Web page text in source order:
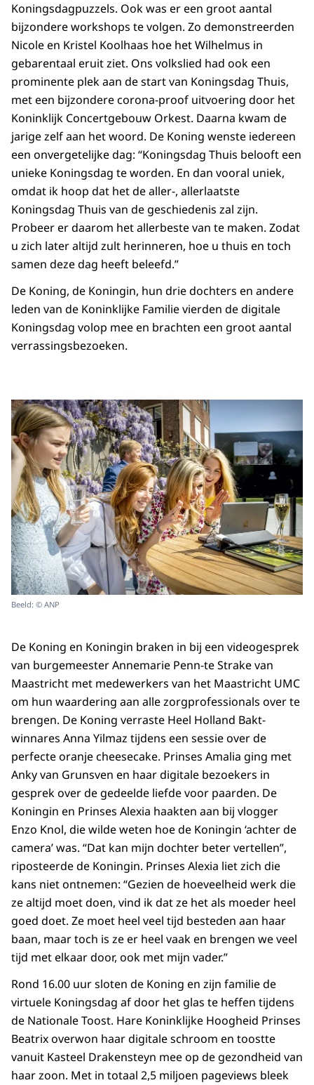
Koningsdagpuzzels. Ook was er een groot aantal
bijzondere workshops te volgen. Zo demonstreerden
Nicole en Kristel Koolhaas hoe het Wilhelmus in
gebarentaal eruit ziet. Ons volkslied had ook een
prominente plek aan de start van Koningsdag Thuis,
met een bijzondere corona-proof uitvoering door het
Koninklijk Concertgebouw Orkest. Daarna kwam de
jarige zelf aan het woord. De Koning wenste iedereen
een onvergetelijke dag: “Koningsdag Thuis belooft een
unieke Koningsdag te worden. En dan vooral uniek,
omdat ik hoop dat het de aller-, allerlaatste
Koningsdag Thuis van de geschiedenis zal zijn.
Probeer er daarom het allerbeste van te maken. Zodat
u zich later altijd zult herinneren, hoe u thuis en toch
samen deze dag heeft beleefd.”
De Koning, de Koningin, hun drie dochters en andere
leden van de Koninklijke Familie vierden de digitale
Koningsdag volop mee en brachten een groot aantal
verrassingsbezoeken.
Beeld: © ANP
De Koning en Koningin braken in bij een videogesprek
van burgemeester Annemarie Penn-te Strake van
Maastricht met medewerkers van het Maastricht UMC
om hun waardering aan alle zorgprofessionals over te
brengen. De Koning verraste Heel Holland Bakt-
winnares Anna Yilmaz tijdens een sessie over de
perfecte oranje cheesecake. Prinses Amalia ging met
Anky van Grunsven en haar digitale bezoekers in
gesprek over de gedeelde liefde voor paarden. De
Koningin en Prinses Alexia haakten aan bij vlogger
Enzo Knol, die wilde weten hoe de Koningin ‘achter de
camera’ was. “Dat kan mijn dochter beter vertellen”,
riposteerde de Koningin. Prinses Alexia liet zich die
kans niet ontnemen: “Gezien de hoeveelheid werk die
ze altijd moet doen, vind ik dat ze het als moeder heel
goed doet. Ze moet heel veel tijd besteden aan haar
baan, maar toch is ze er heel vaak en brengen we veel
tijd met elkaar door, ook met mijn vader.”
Rond 16.00 uur sloten de Koning en zijn familie de
virtuele Koningsdag af door het glas te heffen tijdens
de Nationale Toost. Hare Koninklijke Hoogheid Prinses
Beatrix overwon haar digitale schroom en toostte
vanuit Kasteel Drakensteyn mee op de gezondheid van
haar zoon. Met in totaal 2,5 miljoen pageviews bleek